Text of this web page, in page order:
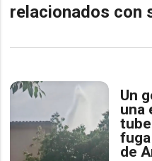
relacionados con
Un
una
de